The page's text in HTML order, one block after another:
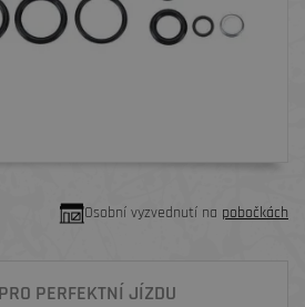
Osobní vyzvednutí na pobočkách
PERFEKTNÍ JÍZDU